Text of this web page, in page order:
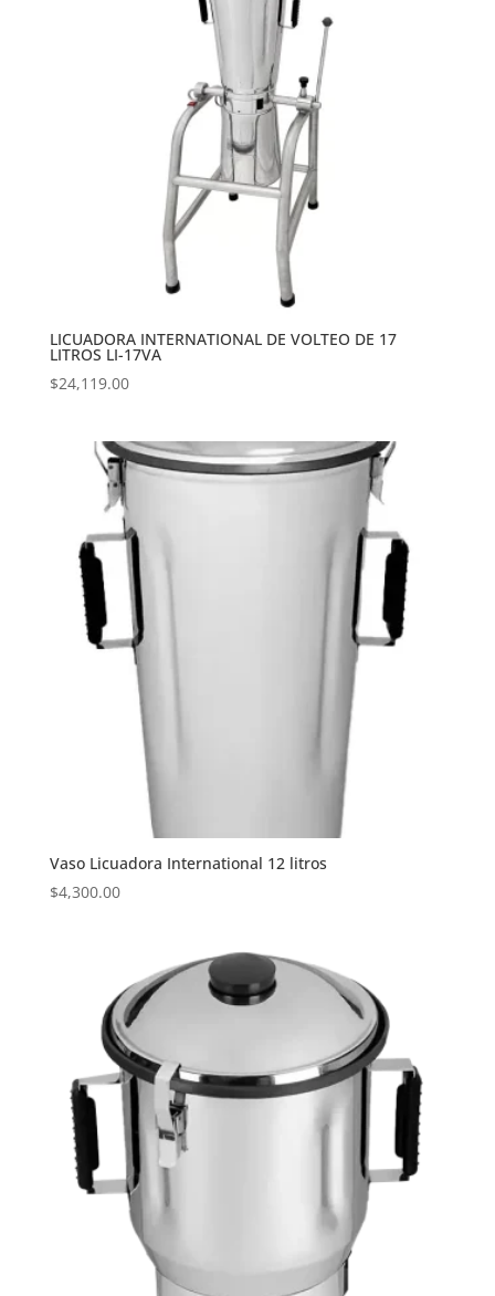
LICUADORA INTERNATIONAL DE VOLTEO DE 17
LITROS LI-17VA
$24,119.00
Vaso Licuadora International 12 litros
$4,300.00